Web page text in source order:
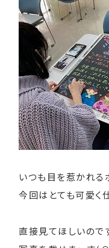
いつも目を惹かれる
今回はとても可愛く
直接見てほしいので